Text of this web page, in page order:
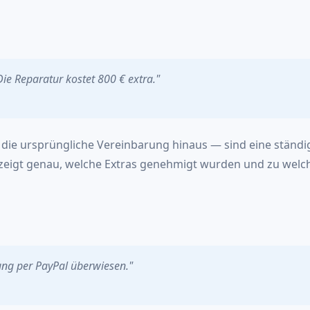
Reparatur kostet 800 € extra."
ursprüngliche Vereinbarung hinaus — sind eine
genau, welche Extras genehmigt wurden und zu
per PayPal überwiesen."